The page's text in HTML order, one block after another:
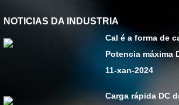
NOTICIAS DA INDUSTRIA
Cal é a forma de
Potencia máxima
11-xan-2024
Carga rápida DC